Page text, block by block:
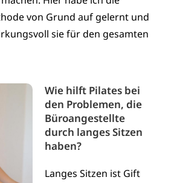
von Grund auf gelernt und
sie für den gesamten
Wie hilft Pilates bei
den Problemen, die
Büroangestellte
durch langes Sitzen
haben?
Langes Sitzen ist Gift